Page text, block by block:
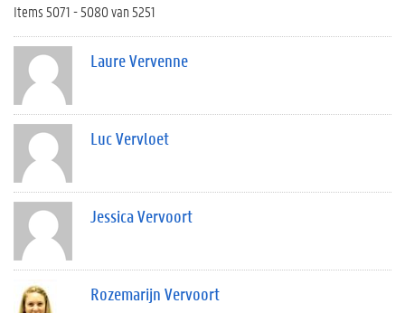
Items 5071 - 5080 van 5251
Laure Vervenne
Luc Vervloet
Jessica Vervoort
Rozemarijn Vervoort